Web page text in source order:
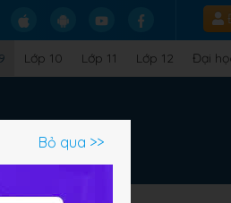
Lớp 10 Lớp 11 Lớp 12 Đại
Bỏ qua >>